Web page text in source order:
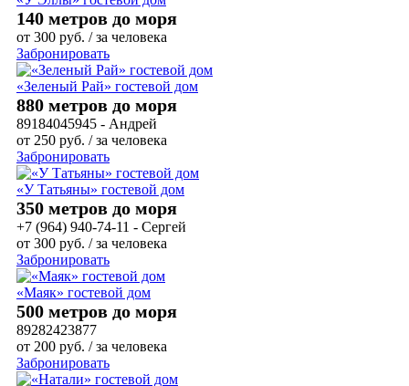
140 метров до моря
от 300 руб. / за человека
Забронировать
«Зеленый Рай» гостевой дом
880 метров до моря
89184045945 - Андрей
от 250 руб. / за человека
Забронировать
«У Татьяны» гостевой дом
350 метров до моря
+7 (964) 940-74-11 - Сергей
от 300 руб. / за человека
Забронировать
«Маяк» гостевой дом
500 метров до моря
89282423877
от 200 руб. / за человека
Забронировать